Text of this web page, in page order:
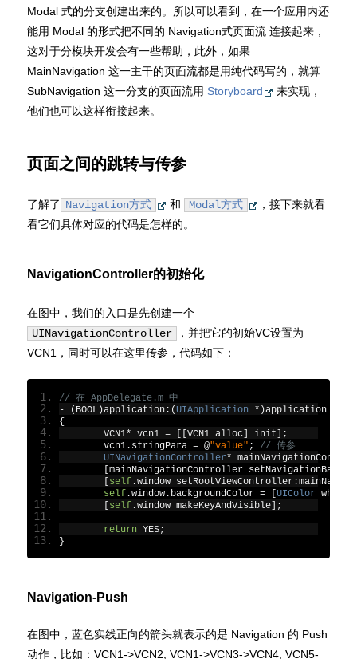
Modal 式的分支创建出来的。所以可以看到，在一个应用内还
能用 Modal 的形式把不同的 Navigation式页面流 连接起来，
这对于分模块开发会有一些帮助，此外，如果
MainNavigation 这一主干的页面流都是用纯代码写的，就算
SubNavigation 这一分支的页面流用 Storyboard
来实现，
他们也可以这样衔接起来。
页面之间的跳转与传参
了解了 Navigation方式 和 Modal方式
，接下来就看
看它们具体对应的代码是怎样的。
NavigationController的初始化
在图中，我们的入口是先创建一个
UINavigationController
，并把它的初始VC设置为
VCN1，同时可以在这里传参，代码如下：
// 在 AppDelegate.m 中
-
( BOOL)application:(UIApplication *)application
{
	VCN1
* vcn1 = [[VCN1 alloc] init];
	vcn1
. stringPara = @"value" ;
// 传参
UINavigationController*
[mainNavigationController
[self.window setRootViewController:
self.window. backgroundColor = [UIColor
[self.window makeKeyAndVisible];
return YES;
}
Navigation-Push
在图中，蓝色实线正向的箭头就表示的是 Navigation 的 Push
动作，比如：VCN1->VCN2; VCN1->VCN3->VCN4; VCN5-